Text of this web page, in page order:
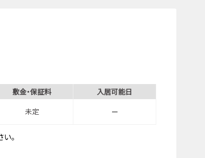
敷金・保証料
入居可能日
未定 －
。